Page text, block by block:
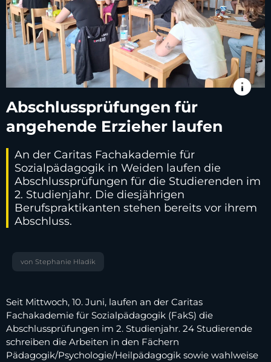
info
Abschlussprüfungen für
angehende Erzieher laufen
An der Caritas Fachakademie für
Sozialpädagogik in Weiden laufen die
Abschlussprüfungen für die Studierenden im
2. Studienjahr. Die diesjährigen
Berufspraktikanten stehen bereits vor ihrem
Abschluss.
von Stephanie Hladik
Seit Mittwoch, 10. Juni, laufen an der Caritas
Fachakademie für Sozialpädagogik (FakS) die
Abschlussprüfungen im 2. Studienjahr. 24 Studierende
schreiben die Arbeiten in den Fächern
Pädagogik/Psychologie/Heilpädagogik sowie wahlweise